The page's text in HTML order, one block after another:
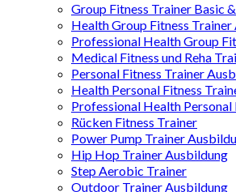
Group Fitness Trainer Basic
Health Group Fitness
Professional Health Group
Medical Fitness und Reha
Personal Fitness Trainer
Health Personal Fitness
Professional Health
Rücken Fitness Trainer
Power Pump Trainer
Hip Hop Trainer Ausbildung
Step Aerobic Trainer
Outdoor Trainer Ausbildung